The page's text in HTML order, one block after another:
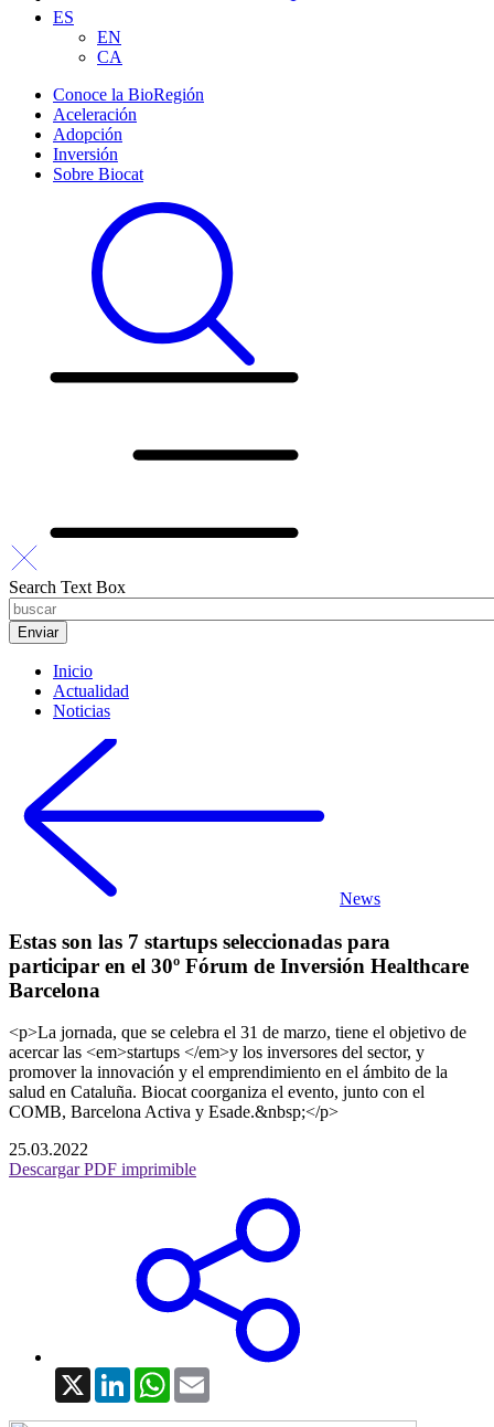
ES
EN
CA
Conoce la BioRegión
Aceleración
Adopción
Inversión
Sobre Biocat
Search Text Box
Inicio
Actualidad
Noticias
News
Estas son las 7 startups seleccionadas para
participar en el 30º Fórum de Inversión Healthcare
Barcelona
<p>La jornada, que se celebra el 31 de marzo, tiene el objetivo de
acercar las <em>startups </em>y los inversores del sector, y
promover la innovación y el emprendimiento en el ámbito de la
salud en Cataluña. Biocat coorganiza el evento, junto con el
COMB, Barcelona Activa y Esade.&nbsp;</p>
25.03.2022
Descargar PDF imprimible
X LinkedInWhatsApp